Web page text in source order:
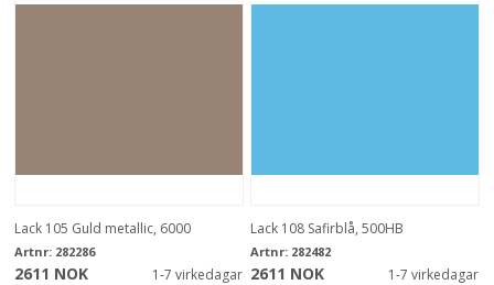
Lack 105 Guld metallic, 6000
Artnr: 282286
2611 NOK 1-7 virkedagar
Lack 108 Safirblå, 500HB
Artnr: 282482
2611 NOK 1-7 virkedagar